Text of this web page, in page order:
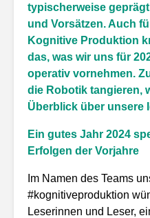
typischerweise
und Vorsätzen. Auch
Kognitive Produktion
das, was wir uns für
operativ vornehmen.
die Robotik tangieren,
Überblick über unsere
Ein gutes Jahr 2024
Erfolgen der Vorjahre
Im Namen des Teams
#kognitiveproduktion
Leserinnen und Leser,